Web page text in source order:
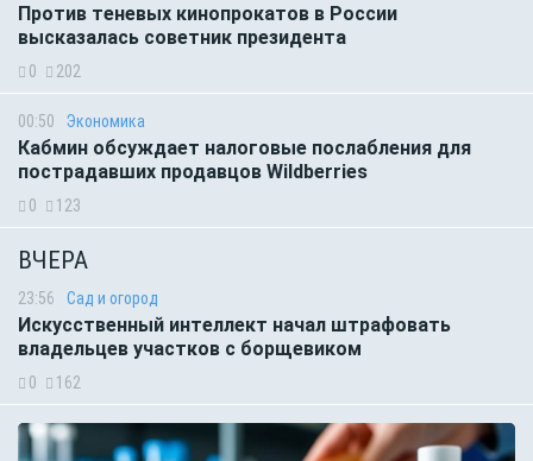
Против теневых кинопрокатов в России
высказалась советник президента
0 202
00:50 Экономика
Кабмин обсуждает налоговые послабления для
пострадавших продавцов Wildberries
0 123
ВЧЕРА
23:56 Сад и огород
Искусственный интеллект начал штрафовать
владельцев участков с борщевиком
0 162